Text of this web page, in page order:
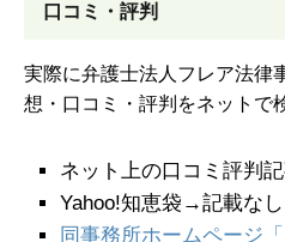
口コミ・評判
実際に弁護士法人フレア法律
想・口コミ・評判をネットで
ネット上の口コミ評判
Yahoo!知恵袋→記載な
同事務所ホームページ「